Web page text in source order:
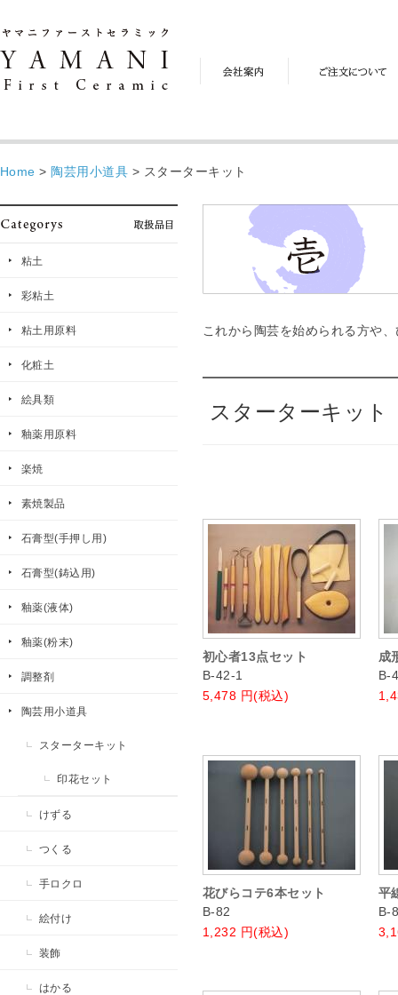
い
Home > 陶芸用小道具 > スターターキット
粘土
彩粘土
粘土用原料
化粧土
絵具類
釉薬用原料
楽焼
素焼製品
石膏型(手押し用)
石膏型(鋳込用)
釉薬(液体)
釉薬(粉末)
調整剤
陶芸用小道具
スターターキット
印花セット
けずる
つくる
手ロクロ
絵付け
装飾
はかる
これから陶芸を始められる方や
スターターキット
初心者13点セット
B-42-1
5,478 円(税込)
成
B-
花びらコテ6本セット
B-82
1,232 円(税込)
平
B-